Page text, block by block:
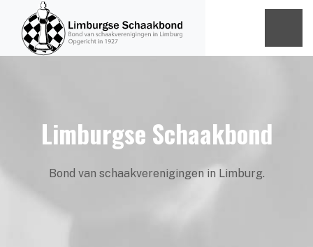
Limburgse Schaakbond
Bond van schaakverenigingen in Limburg.